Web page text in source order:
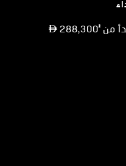
من§
288,300